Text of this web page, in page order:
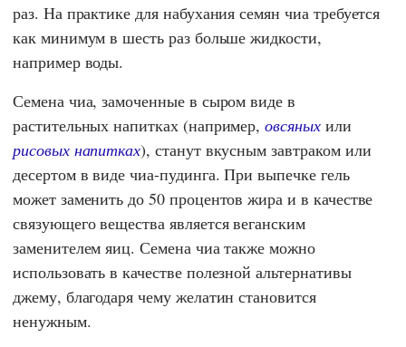
раз. На практике для набухания семян чиа требуется
как минимум в шесть раз больше жидкости,
например воды.
Семена чиа, замоченные в сыром виде в
растительных напитках (например,овсяныхили
рисовых напитках), станут вкусным завтраком или
десертом в виде чиа-пудинга. При выпечке гель
может заменить до 50 процентов жира и в качестве
связующего вещества является веганским
заменителем яиц. Семена чиа также можно
использовать в качестве полезной альтернативы
джему, благодаря чему желатин становится
ненужным.